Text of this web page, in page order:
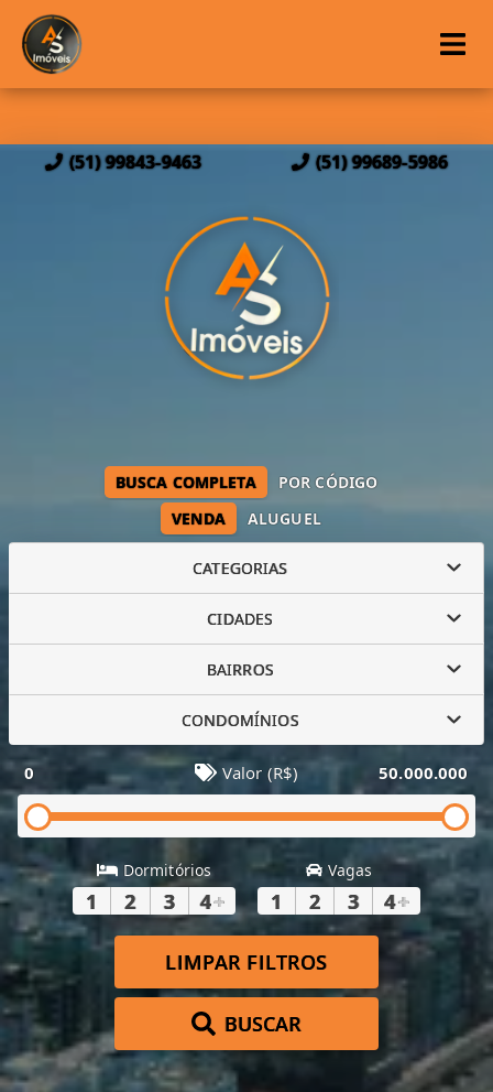
(51) 99843-9463 (51) 99689-5986
VENDA ALUGUEL
BUSCA COMPLETA POR CÓDIGO
CATEGORIAS
CIDADES
BAIRROS
CONDOMÍNIOS
0 Valor (R$) 50.000.000
Dormitórios
1 2 3 4+
Vagas
1 2 3 4+
LIMPAR FILTROS
BUSCAR